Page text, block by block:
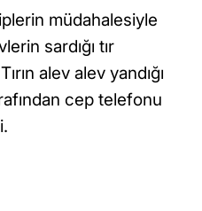
müdahalesiyle
sardığı tır
alev alev yandığı
cep telefonu